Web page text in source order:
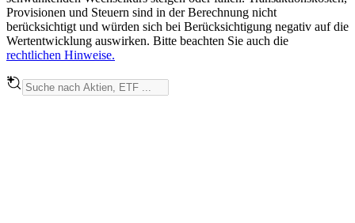
Provisionen und Steuern sind in der Berechnung nicht
berücksichtigt und würden sich bei Berücksichtigung negativ auf die
Wertentwicklung auswirken. Bitte beachten Sie auch die
rechtlichen Hinweise.